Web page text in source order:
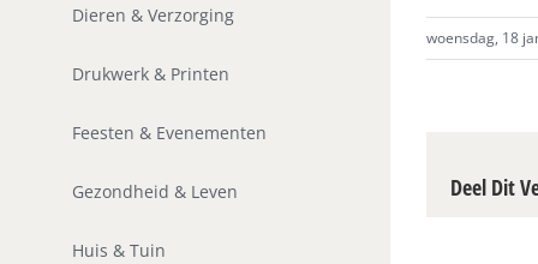
Dieren & Verzorging
Drukwerk & Printen
Feesten & Evenementen
Gezondheid & Leven
Huis & Tuin
woensdag, 18
Deel Dit